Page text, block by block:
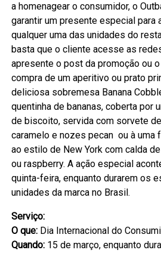
a homenagear o consumidor, o
garantir um presente especial para
qualquer uma das unidades do
basta que o cliente acesse as
apresente o post da promoção ou
compra de um aperitivo ou prato
deliciosa sobremesa Banana
quentinha de bananas, coberta por
de biscoito, servida com sorvete
caramelo e nozes pecan ou à uma
ao estilo de New York com calda
ou raspberry. A ação especial
quinta-feira, enquanto durarem os
unidades da marca no Brasil.
Serviço:
O que: Dia Internacional do
Quando: 15 de março, enquanto